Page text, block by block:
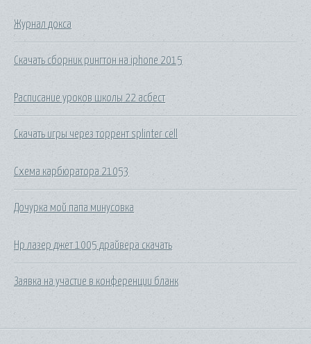
Журнал докса
Скачать сборник рингтон на iphone 2015
Расписание уроков школы 22 асбест
Скачать игры через торрент splinter cell
Схема карбюратора 21053
Дочурка мой папа минусовка
Нр лазер джет 1005 драйвера скачать
Заявка на участие в конференции бланк